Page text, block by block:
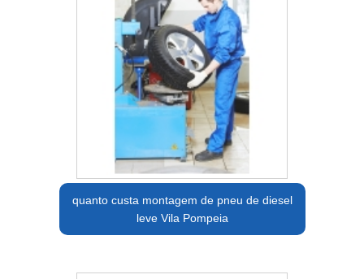
quanto custa montagem de pneu de diesel
leve Vila Pompeia